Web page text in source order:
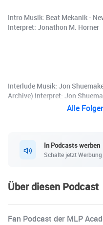
Intro Musik: Beat Mekanik -
Interpret: Jonathon M. Horner
Interlude Musik: Jon
Archive) Interpret: Jon
Alle
In Podcasts werben
Schalte jetzt
Über diesen Podcast
Fan Podcast der MLP